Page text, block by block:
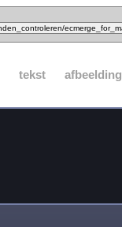
tekst afbeelding